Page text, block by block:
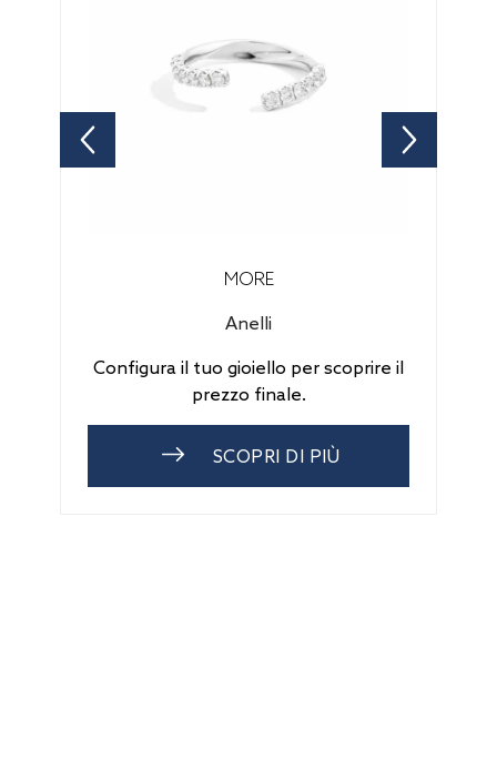
MORE
Anelli
Configura il tuo gioiello per scoprire il
prezzo finale.
SCOPRI DI PIÙ